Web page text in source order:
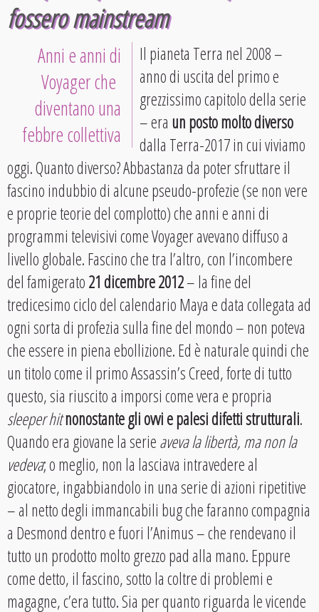
fossero mainstream
Anni e anni di
Voyager che
diventano una
febbre collettiva
Il pianeta Terra nel 2008 –
anno di uscita del primo e
grezzissimo capitolo della serie
– era un posto molto diverso
dalla Terra-2017 in cui viviamo
oggi. Quanto diverso? Abbastanza da poter sfruttare il
fascino indubbio di alcune pseudo-profezie (se non vere
e proprie teorie del complotto) che anni e anni di
programmi televisivi come Voyager avevano diffuso a
livello globale. Fascino che tra l’altro, con l’incombere
del famigerato21 dicembre 2012– la fine del
tredicesimo ciclo del calendario Maya e data collegata ad
ogni sorta di profezia sulla fine del mondo – non poteva
che essere in piena ebollizione. Ed è naturale quindi che
un titolo come il primo Assassin’s Creed, forte di tutto
questo, sia riuscito a imporsi come vera e propria
sleeper hitnonostante gli ovvi e palesi difetti strutturali.
Quando era giovane la serieaveva la libertà, ma non la
vedeva; o meglio, non la lasciava intravedere al
giocatore, ingabbiandolo in una serie di azioni ripetitive
– al netto degli immancabili bug che faranno compagnia
a Desmond dentro e fuori l’Animus – che rendevano il
tutto un prodotto molto grezzo pad alla mano. Eppure
come detto, il fascino, sotto la coltre di problemi e
magagne, c’era tutto. Sia per quanto riguarda le vicende